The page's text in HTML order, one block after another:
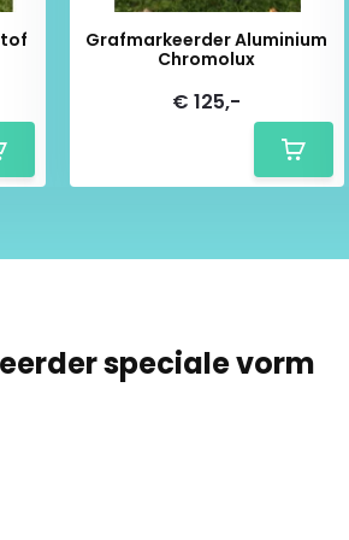
Grafmarkeerder Aluminium
Chromolux
€ 125,-
speciale vorm